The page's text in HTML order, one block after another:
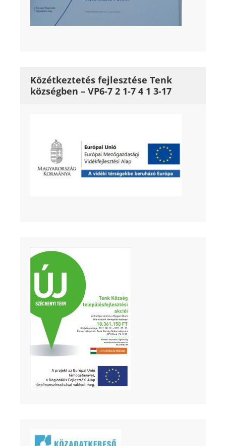
Közétkeztetés fejlesztése Tenk
községben – VP6-7 2 1-7 4 1 3-17